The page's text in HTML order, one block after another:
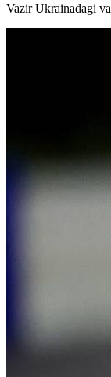
Vazir Ukrainadagi